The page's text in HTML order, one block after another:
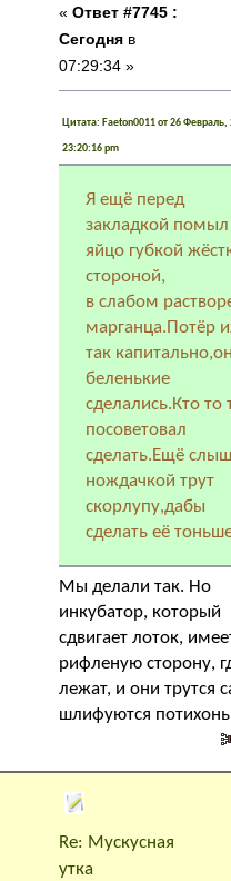
« Ответ #7745 :
Сегодня в
07:29:34 »
Цитата: Faeton0011 от 26 Февраль,
23:20:16 pm
Я ещё перед
закладкой помыл
яйцо губкой
стороной,
в слабом
марганца.Потёр
так
беленькие
сделались.Кто то
посоветовал
сделать.Ещё
нождачкой трут
скорлупу,дабы
сделать её
Мы делали так. Но
инкубатор, который
сдвигает лоток,
рифленую сторону,
лежат, и они трутся
шлифуются
Re: Мускусная
утка